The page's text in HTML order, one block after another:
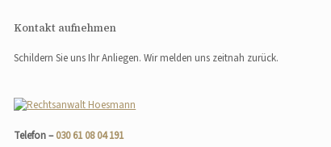
Kontakt aufnehmen
Schildern Sie uns Ihr Anliegen. Wir melden uns zeitnah zurück.
Telefon –030 61 08 04 191